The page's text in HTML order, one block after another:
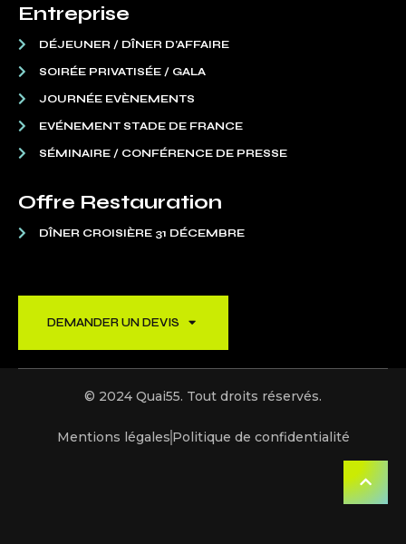
Entreprise
DÉJEUNER / DÎNER D’AFFAIRE
SOIRÉE PRIVATISÉE / GALA
JOURNÉE EVÈNEMENTS
EVÉNEMENT STADE DE FRANCE
SÉMINAIRE / CONFÉRENCE DE PRESSE
Offre Restauration
DÎNER CROISIÈRE 31 DÉCEMBRE
DEMANDER UN DEVIS
© 2024 Quai55. Tout droits réservés.
Mentions légales Politique de confidentialité